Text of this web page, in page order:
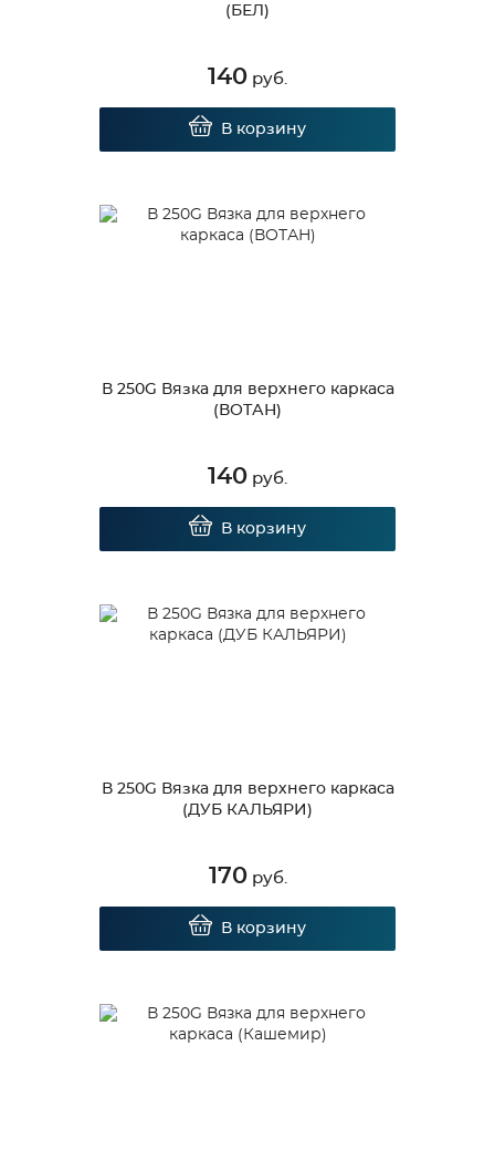
(БЕЛ)
140 руб.
В корзину
В 250G Вязка для верхнего каркаса
(ВОТАН)
140 руб.
В корзину
В 250G Вязка для верхнего каркаса
(ДУБ КАЛЬЯРИ)
170руб.
В корзину